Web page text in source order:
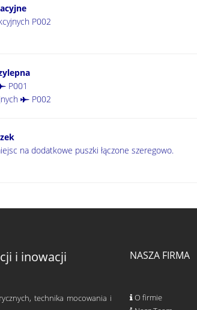
P002
P001
P002
na dodatkowe puszki łączone szeregowo.
i inowacji
technika mocowania i
NASZA FIRMA
O firmie